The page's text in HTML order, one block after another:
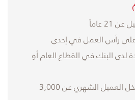
عاماً
رأس العمل في إحدى
لدى البنك في القطاع العام أو
ألاَّ يقل صافي دخل العميل الشهري عن 3,000